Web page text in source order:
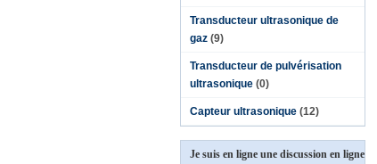
Transducteur ultrasonique de
gaz (9)
Transducteur de pulvérisation
ultrasonique (0)
Capteur ultrasonique (12)
Je suis en ligne une discussion en ligne